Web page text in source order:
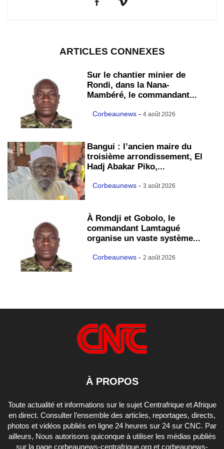
ARTICLES CONNEXES
Sur le chantier minier de
Rondi, dans la Nana-
Mambéré, le commandant...
Corbeaunews - 4 août 2026
Bangui : l’ancien maire du
troisième arrondissement, El
Hadj Abakar Piko,...
Corbeaunews - 3 août 2026
À Rondji et Gobolo, le
commandant Lamtagué
organise un vaste système...
Corbeaunews - 2 août 2026
À PROPOS
Toute actualité et informations sur le sujet Centrafrique et Afrique
en direct. Consulter l’ensemble des articles, reportages, directs,
photos et vidéos publiés en ligne 24 heures sur 24 sur CNC. Par
ailleurs, Nous autorisons quiconque à utiliser les médias publiés
sur la page corbeaunews-centrafrique.org et corbeaunews-